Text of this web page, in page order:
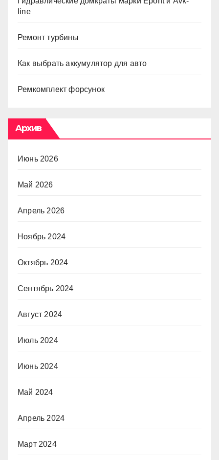
line
Ремонт турбины
Как выбрать аккумулятор для авто
Ремкомплект форсунок
Архив
Июнь 2026
Май 2026
Апрель 2026
Ноябрь 2024
Октябрь 2024
Сентябрь 2024
Август 2024
Июль 2024
Июнь 2024
Май 2024
Апрель 2024
Март 2024